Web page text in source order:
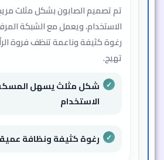
تم تصميم الصابون بشكل مثلث مريح
الاستخدام، ويعمل مع الشبكة
رغوة كثيفة وناعمة تنظف فروة
تهيج.
شكل مثلث يسهل المسكة
الاستخدام
رغوة كثيفة ونظافة